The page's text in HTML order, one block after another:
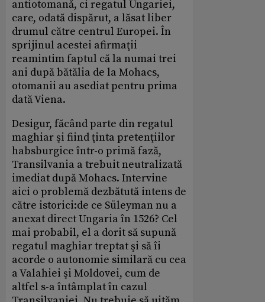
antiotomană, ci regatul Ungariei,
care, odată dispărut, a lăsat liber
drumul către centrul Europei. În
sprijinul acestei afirmaţii
reamintim faptul că la numai trei
ani după bătălia de la Mohacs,
otomanii au asediat pentru prima
dată Viena.
Desigur, făcând parte din regatul
maghiar şi fiind ţinta pretenţiilor
habsburgice într-o primă fază,
Transilvania a trebuit neutralizată
imediat după Mohacs. Intervine
aici o problemă dezbătută intens de
către istorici:de ce Süleyman nu a
anexat direct Ungaria în 1526? Cel
mai probabil, el a dorit să supună
regatul maghiar treptat şi să îi
acorde o autonomie similară cu cea
a Valahiei şi Moldovei, cum de
altfel s-a întâmplat în cazul